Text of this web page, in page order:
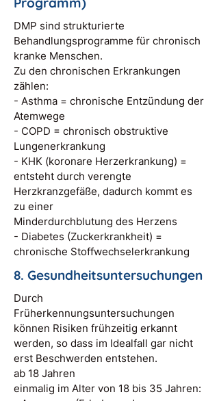
DMP sind strukturierte
Behandlungsprogramme für chronisch
kranke Menschen.
Zu den chronischen Erkrankungen
zählen:
- Asthma = chronische Entzündung der
Atemwege
- COPD = chronisch obstruktive
Lungenerkrankung
- KHK (koronare Herzerkrankung) =
entsteht durch verengte
Herzkranzgefäße, dadurch kommt es
zu einer
Minderdurchblutung des Herzens
- Diabetes (Zuckerkrankheit) =
chronische Stoffwechselerkrankung
8. Gesundheitsuntersuchungen
Durch
Früherkennungsuntersuchungen
können Risiken frühzeitig erkannt
werden, so dass im Idealfall gar nicht
erst Beschwerden entstehen.
ab 18 Jahren
einmalig im Alter von 18 bis 35 Jahren: